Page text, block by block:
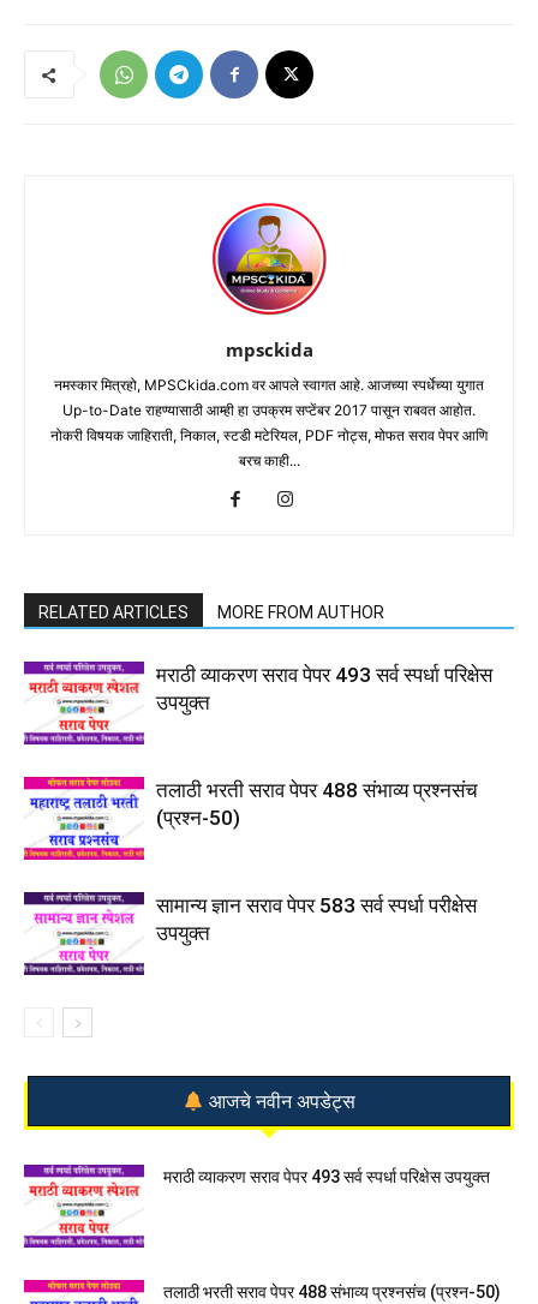
mpsckida
नमस्कार मित्रहो, MPSCkida.com वर आपले स्वागत आहे. आजच्या स्पर्धेच्या युगात
Up-to-Date राहण्यासाठी आम्ही हा उपक्रम सप्टेंबर 2017 पासून राबवत आहोत.
नोकरी विषयक जाहिराती, निकाल, स्टडी मटेरियल, PDF नोट्स, मोफत सराव पेपर आणि
बरच काही...
RELATED ARTICLES MORE FROM AUTHOR
मराठी व्याकरण सराव पेपर 493 सर्व स्पर्धा परिक्षेस
उपयुक्त
तलाठी भरती सराव पेपर 488 संभाव्य प्रश्नसंच
(प्रश्न-50)
सामान्य ज्ञान सराव पेपर 583 सर्व स्पर्धा परीक्षेस
उपयुक्त
आजचे नवीन अपडेट्स
मराठी व्याकरण सराव पेपर 493 सर्व स्पर्धा परिक्षेस उपयुक्त
तलाठी भरती सराव पेपर 488 संभाव्य प्रश्नसंच (प्रश्न-50)